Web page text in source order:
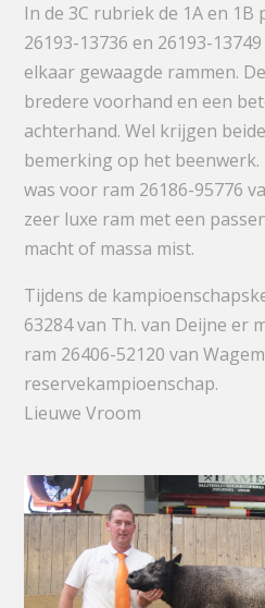
In de 3C rubriek de 1A en
26193-13736 en 26193-
elkaar gewaagde rammen.
bredere voorhand en een
achterhand. Wel krijgen
bemerking op het beenwerk.
was voor ram 26186-95776
zeer luxe ram met een
macht of massa mist.
Tijdens de
63284 van Th. van Deijne er
ram 26406-52120 van
reservekampioenschap.
Lieuwe Vroom